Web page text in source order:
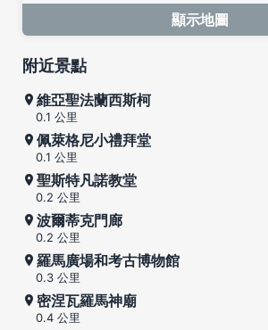
顯示地圖
附近景點
維亞聖法蘭西斯柯
0.1 公里
佩萊格尼小禮拜堂
0.1 公里
聖斯特凡諾教堂
0.2 公里
波爾蒂克門廊
0.2 公里
羅馬廣場和考古博物館
0.3 公里
密涅瓦羅馬神廟
0.4 公里